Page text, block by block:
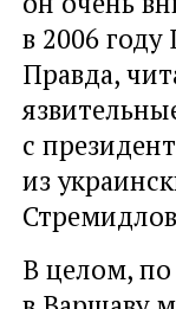
в 2006
Правда,
с
из
В целом,